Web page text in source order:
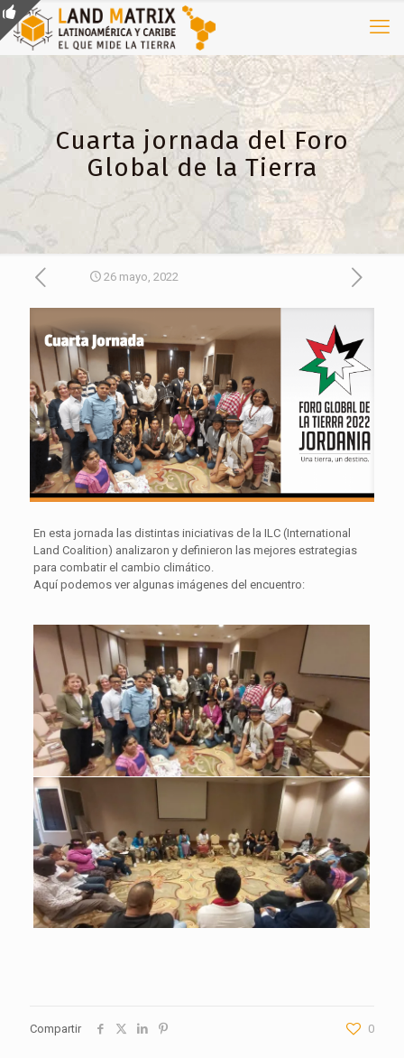
Cuarta jornada del Foro
Global de la Tierra
26 mayo, 2022
En esta jornada las distintas iniciativas de la ILC (International
Land Coalition) analizaron y definieron las mejores estrategias
para combatir el cambio climático.
Aquí podemos ver algunas imágenes del encuentro:
Compartir 0